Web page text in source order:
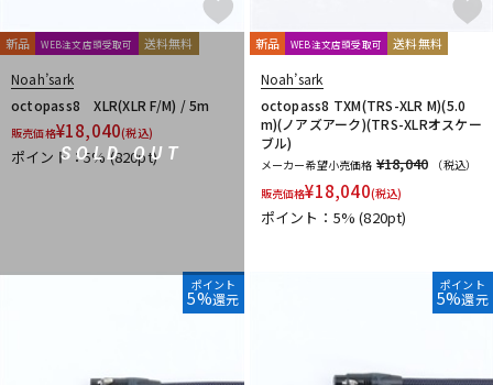
SOLD OUT
新品 WEB注文店頭受取可 送料無料
Noah’sark
octopass8 XLR(XLR F/M) / 5m
販売価格¥18,040(税込)
ポイント：5%(820pt)
新品 WEB注文店頭受取可 送料無料
Noah’sark
octopass8 TXM(TRS-XLR M)(5.0
m)(ノアズアーク)(TRS-XLRオスケー
ブル)
メーカー希望小売価格 ¥18,040
（税込）
販売価格¥18,040(税込)
ポイント：5%(820pt)
ポイント
5%還元
ポイント
5%還元